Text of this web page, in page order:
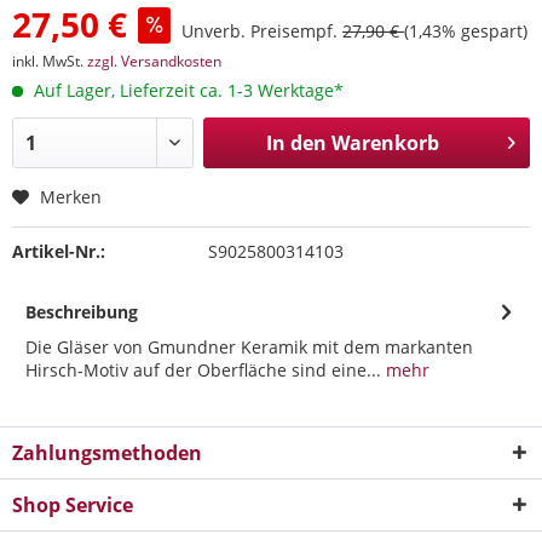
27,50 € Unverb. Preisempf. 27,90 €(1,43% gespart)
inkl. MwSt.zzgl. Versandkosten
Auf Lager, Lieferzeit ca. 1-3 Werktage*
In den Warenkorb
Merken
Artikel-Nr.: S9025800314103
Beschreibung
Die Gläser von Gmundner Keramik mit dem markanten
Hirsch-Motiv auf der Oberfläche sind eine... mehr
Zahlungsmethoden
Shop Service